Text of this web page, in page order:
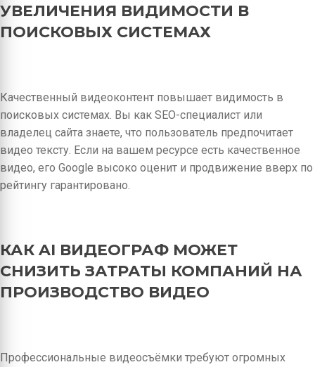
УВЕЛИЧЕНИЯ ВИДИМОСТИ В
ПОИСКОВЫХ СИСТЕМАХ
Качественный видеоконтент повышает видимость в
поисковых системах. Вы как SEO-специалист или
владелец сайта знаете, что пользователь предпочитает
видео тексту. Если на вашем ресурсе есть качественное
видео, его Google высоко оценит и продвижение вверх по
рейтингу гарантировано.
КАК AI ВИДЕОГРАФ МОЖЕТ
СНИЗИТЬ ЗАТРАТЫ КОМПАНИЙ НА
ПРОИЗВОДСТВО ВИДЕО
Профессиональные видеосъёмки требуют огромных